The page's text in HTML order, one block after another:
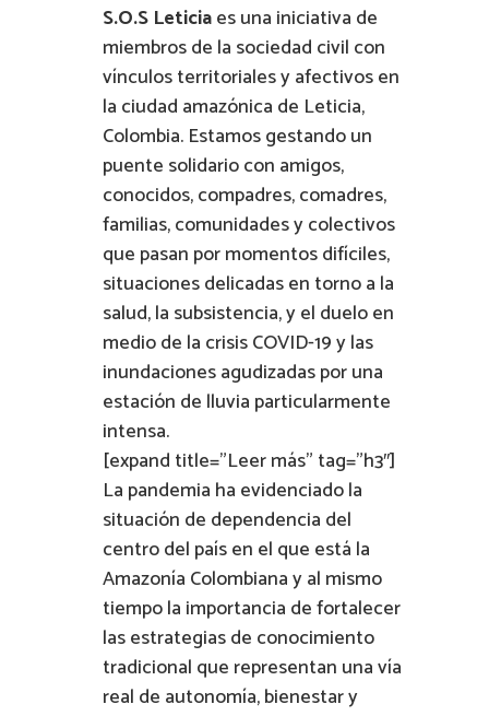
S.O.S Leticiaes una iniciativa de
miembros de la sociedad civil con
vínculos territoriales y afectivos en
la ciudad amazónica de Leticia,
Colombia. Estamos gestando un
puente solidario con amigos,
conocidos, compadres, comadres,
familias, comunidades y colectivos
que pasan por momentos difíciles,
situaciones delicadas en torno a la
salud, la subsistencia, y el duelo en
medio de la crisis COVID-19 y las
inundaciones agudizadas por una
estación de lluvia particularmente
intensa.
[expand title=”Leer más” tag=”h3″]
La pandemia ha evidenciado la
situación de dependencia del
centro del país en el que está la
Amazonía Colombiana y al mismo
tiempo la importancia de fortalecer
las estrategias de conocimiento
tradicional que representan una vía
real de autonomía, bienestar y